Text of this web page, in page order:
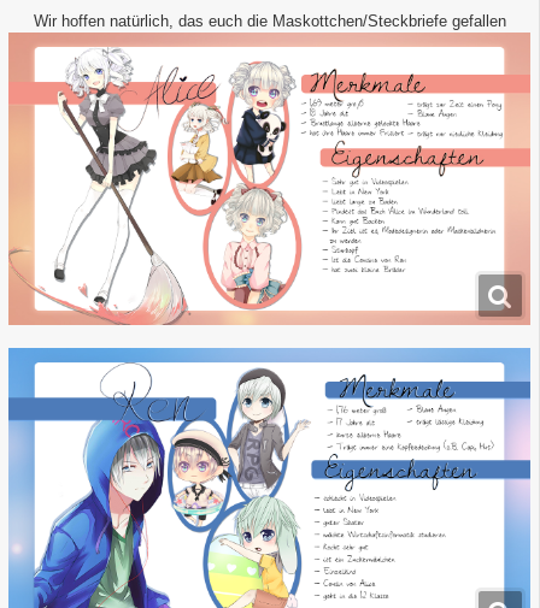
Wir hoffen natürlich, das euch die Maskottchen/Steckbriefe gefallen